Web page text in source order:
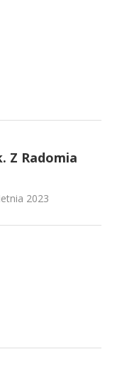
Z Radomia
2023